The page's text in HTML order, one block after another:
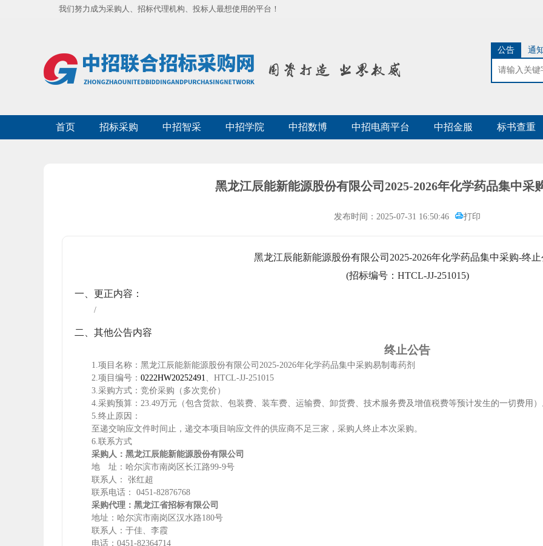
我们努力成为采购人、招标代理机构、投标人最想使用的平台！
公告 通
首页 招标采购 中招智采 中招学院 中招数博 中招电商平台 中招金服 标书查重
黑龙江辰能新能源股份有限公司2025-2026年化学药品集中采
发布时间：2025-07-31 16:50:46 打印
黑龙江辰能新能源股份有限公司2025-2026年化学药品集中采购-终
(招标编号： HTCL-JJ-251015)
一、更正内容：
/
二、其他公告内容
终止公告
1.项目名称： 黑龙江辰能新能源股份有限公司 2025-2026年化学药品集中采购易制毒药剂
2.项目编号： 0222HW20252491 、 HTCL-JJ-251015
3.采购方式： 竞价采购（ 多次竞价 ）
4.采购预算： 23.49万元（包含货款、包装费、装车费、运输费、 卸货费、 技术服务费及增值税费等预计发生的一切费用）
5.终止原因：
至递交响应文件时间止，递交本项目响应文件的供应商不足三家，采购人终止本次采购。
6.联系方式
采购人：黑龙江辰能新能源股份有限公司
地 址： 哈尔滨市南岗区长江路99-9号
联系人：
张红超
联系电话：
0451-82876768
采购代理：黑龙江省招标有限公司
地址：哈尔滨市南岗区汉水路180号
联系人： 于佳、李霞
电话： 0451-82364714